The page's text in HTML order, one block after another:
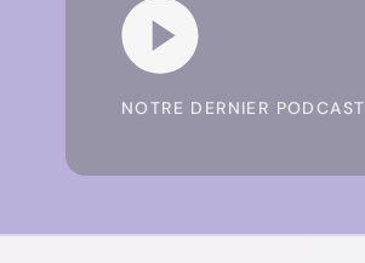
NOTRE DERNIER PODCAST